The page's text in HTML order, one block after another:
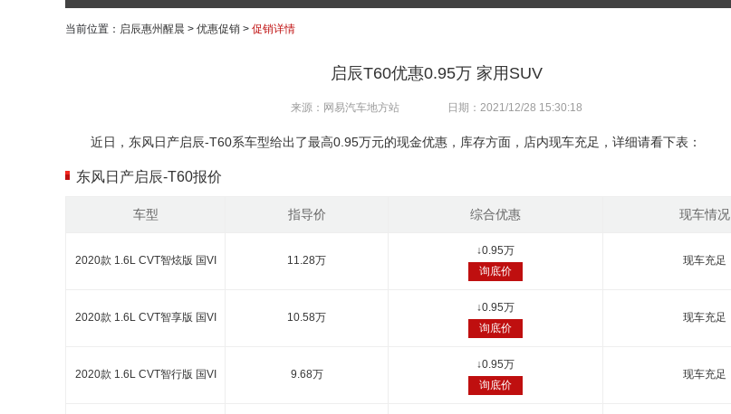
当前位置： 启辰惠州醒晨 > 优惠促销 > 促销详情
启辰T60优惠0.95万 家用SUV
来源：网易汽车地方站 日期：2021/12/28 15:30:18
近日，东风日产启辰-T60系车型给出了最高0.95万元的现金优惠，库存方面，店内现车充足，详细请看下表：
东风日产启辰-T60报价
车型 指导价 综合优惠 现车情况
2020款 1.6L CVT智炫版 国VI 11.28万
↓0.95万
询底价
现车充足
2020款 1.6L CVT智享版 国VI 10.58万
↓0.95万
询底价
现车充足
2020款 1.6L CVT智行版 国VI 9.68万
↓0.95万
询底价
现车充足